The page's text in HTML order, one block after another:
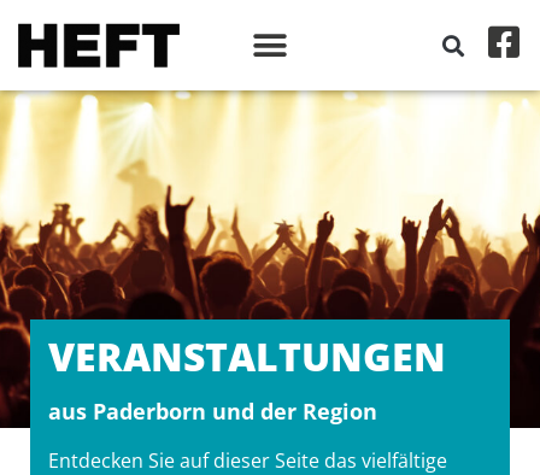
VERANSTALT­UNGEN
aus Paderborn und der Region
Entdecken Sie auf dieser Seite das vielfältige